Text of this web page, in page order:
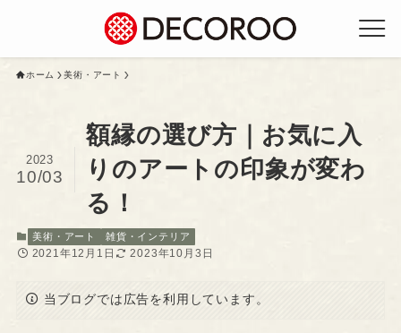
ホーム 美術・アート
額縁の選び方｜お気に入
りのアートの印象が変わ
る！
2023
10/03
美術・アート 雑貨・インテリア
2021年12月1日 2023年10月3日
当ブログでは広告を利用しています。